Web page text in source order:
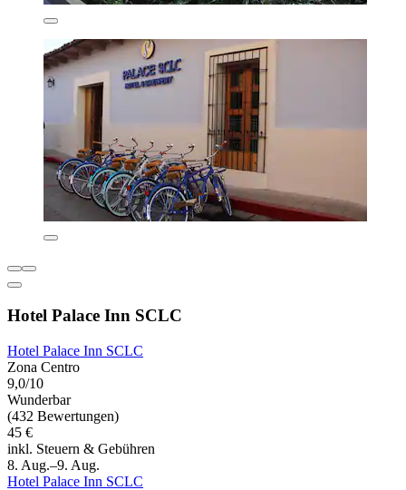
Hotel Palace Inn SCLC
Hotel Palace Inn SCLC
Zona Centro
9,0/10
Wunderbar
(432 Bewertungen)
45 €
inkl. Steuern & Gebühren
8. Aug.–9. Aug.
Hotel Palace Inn SCLC